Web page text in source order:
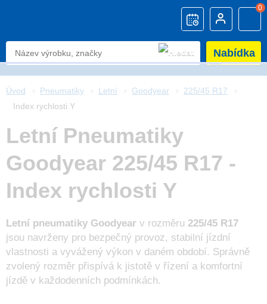
0
Nabídka
Úvod Pneumatiky Letní Goodyear
225/45 R17
Index rychlosti Y
Letní Pneumatiky
Goodyear 225/45 R17 -
Index rychlosti Y
Letní pneumatiky Goodyear v rozměru 225/45 R17
jsou navrženy pro bezpečný provoz, stabilní jízdní
vlastnosti a vyvážený výkon v daném období. Správně
zvolený rozměr přispívá k jistotě v řízení a komfortní
jízdě v každodenních podmínkách.